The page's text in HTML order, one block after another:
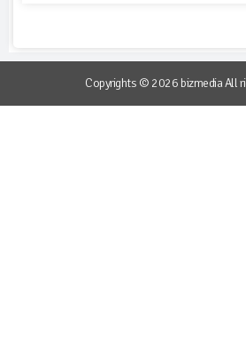
Copyrights © 2026 bizmedia All